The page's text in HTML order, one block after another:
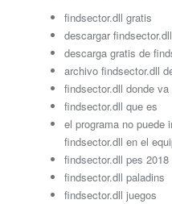
findsector.dll gratis
descargar
descarga gratis de
archivo findsector.dll
findsector.dll donde va
findsector.dll que es
el programa no puede
findsector.dll en el
findsector.dll pes 2018
findsector.dll paladins
findsector.dll juegos